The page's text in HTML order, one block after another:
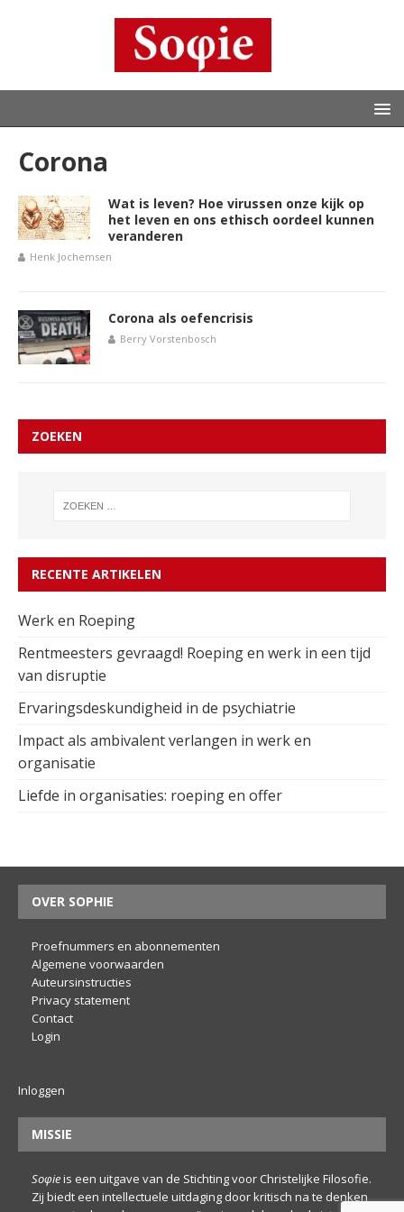
Corona
Wat is leven? Hoe virussen onze kijk op
het leven en ons ethisch oordeel kunnen
veranderen
Henk Jochemsen
Corona als oefencrisis
Berry Vorstenbosch
ZOEKEN
RECENTE ARTIKELEN
Werk en Roeping
Rentmeesters gevraagd! Roeping en werk in een tijd
van disruptie
Ervaringsdeskundigheid in de psychiatrie
Impact als ambivalent verlangen in werk en
organisatie
Liefde in organisaties: roeping en offer
OVER SOPHIE
Proefnummers en abonnementen
Algemene voorwaarden
Auteursinstructies
Privacy statement
Contact
Login
Inloggen
MISSIE
Soφieis een uitgave van de Stichting voor Christelijke Filosofie.
Zij biedt een intellectuele uitdaging door kritisch na te denken